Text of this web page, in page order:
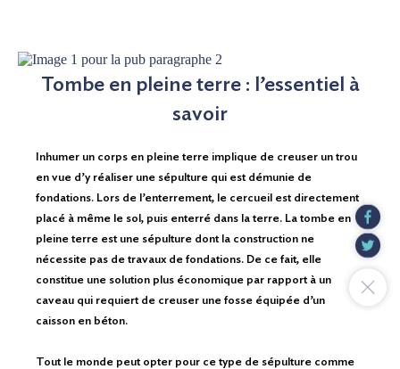
Tombe en pleine terre : l’essentiel à
savoir
Inhumer un corps en pleine terre implique de creuser un trou
en vue d’y réaliser une sépulture qui est démunie de
fondations. Lors de l’enterrement, le cercueil est directement
placé à même le sol, puis enterré dans la terre. La tombe en
pleine terre est une sépulture dont la construction ne
nécessite pas de travaux de fondations. De ce fait, elle
constitue une solution plus économique par rapport à un
caveau qui requiert de creuser une fosse équipée d’un
caisson en béton.
Tout le monde peut opter pour ce type de sépulture comme